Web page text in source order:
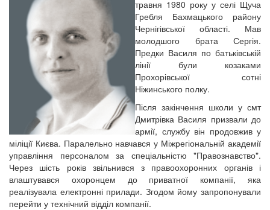
травня 1980 року у селі Щуча
Гребля Бахмацького району
Чернігівської області. Мав
молодшого брата Сергія.
Предки Василя по батьківській
лінії були козаками
Прохорівської сотні
Ніжинського полку.
Після закінчення школи у смт
Дмитрівка Василя призвали до
армії, службу він продовжив у
міліції Києва. Паралельно навчався у Міжрегіональній академії
управління персоналом за спеціальністю "Правознавство".
Через шість років звільнився з правоохоронних органів і
влаштувався охоронцем до приватної компанії, яка
реалізувала електронні прилади. Згодом йому запропонували
перейти у технічний відділ компанії.